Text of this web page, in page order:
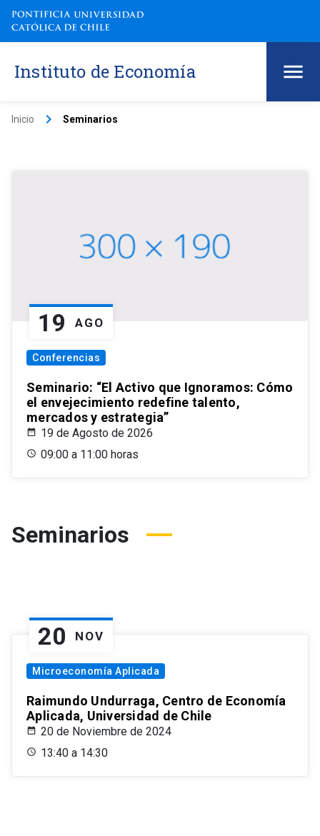
Instituto de Economía
Inicio keyboard_arrow_right Seminarios
19 AGO
Conferencias
Seminario: “El Activo que Ignoramos: Cómo
el envejecimiento redefine talento,
mercados y estrategia”
19 de Agosto de 2026
09:00 a 11:00 horas
Seminarios
20 NOV
Microeconomía Aplicada
Raimundo Undurraga, Centro de Economía
Aplicada, Universidad de Chile
20 de Noviembre de 2024
13:40 a 14:30